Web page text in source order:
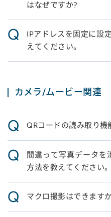
はなぜですか?
Q
IPアドレスを固定に設
えてください。
カメラ/ムービー関連
Q QRコードの読み取り機
Q
間違って写真データを
方法を教えてください。
Q マクロ撮影はできます